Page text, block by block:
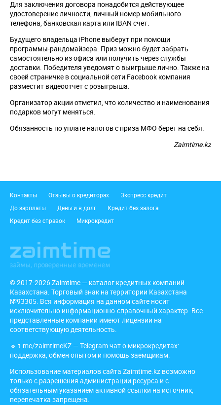
Для заключения договора понадобится действующее
удостоверение личности, личный номер мобильного
телефона, банковская карта или IBAN счет.
Будущего владельца iPhone выберут при помощи
программы-рандомайзера. Приз можно будет забрать
самостоятельно из офиса или получить через службы
доставки. Победителя уведомят о выигрыше лично. Также на
своей страничке в социальной сети Facebook компания
разместит видеоотчет с розыгрыша.
Организатор акции отметил, что количество и наименования
подарков могут меняться.
Обязанность по уплате налогов с приза МФО берет на себя.
Zaimtime.kz
Подвал
Контакты Отзывы о кредиторах
Экспресс кредит
До зарплаты
Деньги в долг
Кредит без залога
Кредит без справок
Микрокредит
© 2017-2026 Zaimtime — каталог кредитных компаний
Казахстана. Торговый знак на территории Казахстана
№93305. Вся информация на данном сайте носит
исключительно информационно-справочный характер. Все
представленные компании имеют лицензии на
соответствующую деятельность.
🔹 t.me/zaimtimeKZ — Telegram чат о микрокредитах:
поддержка, обмен опытом и помощь заемщикам.
Использование материалов сайта Zaimtime.kz возможно
только с разрешения администрации ресурса и с
обязательным указанием активной ссылки на источник,
перепечатка запрещена.